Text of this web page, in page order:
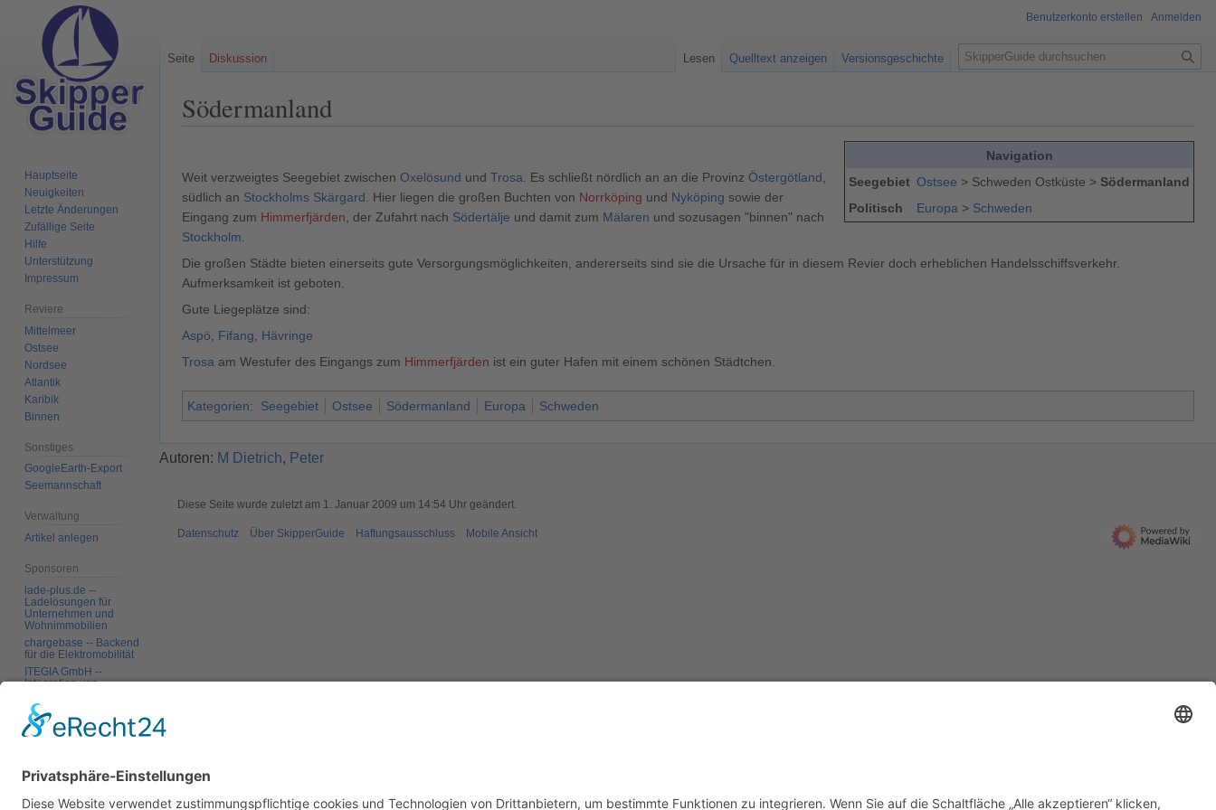
Södermanland
Navigation
springen
Suche
springen
Navigation
Seegebiet Ostsee > Schweden Ostküste > Södermanland
Politisch
Europa > Schweden
Weit verzweigtes Seegebiet zwischen Oxelösund und Trosa. Es schließt nördlich an an die Provinz Östergötland,
südlich an Stockholms Skärgard. Hier liegen die großen Buchten von Norrköping und Nyköping sowie der
Eingang zum Himmerfjärden, der Zufahrt nach Södertälje und damit zum Mälaren und sozusagen "binnen" nach
Stockholm.
Die großen Städte bieten einerseits gute Versorgungsmöglichkeiten, andererseits sind sie die Ursache für in diesem Revier doch erheblichen Handelsschiffsverkehr.
Aufmerksamkeit ist geboten.
Gute Liegeplätze sind:
Aspö, Fifang, Hävringe
Trosa am Westufer des Eingangs zum Himmerfjärden ist ein guter Hafen mit einem schönen Städtchen.
Kategorien: Seegebiet Ostsee Södermanland Europa Schweden
Autoren: M Dietrich, Peter
Benutzerkonto erstellen Anmelden
Seite Diskussion Lesen Quelltext anzeigen Versionsgeschichte
S
u
e
Hauptseite
Neuigkeiten
Letzte Änderungen
Zufällige Seite
Hilfe
Unterstützung
Impressum
Reviere
Mittelmeer
Ostsee
Nordsee
Atlantik
Karibik
Binnen
Sonstiges
GoogleEarth-Export
Seemannschaft
Verwaltung
Artikel anlegen
Sponsoren
lade-plus.de --
Ladelösungen für
Unternehmen und
Wohnimmobilien
chargebase -- Backend
für die Elektromobilität
ITEGIA GmbH --
Integration von
individuelle
Softwarelösungen
Links auf diese Seite
Änderungen an
verlinkten Seiten
Diese Seite wurde zuletzt am 1. Januar 2009 um 14:54 Uhr geändert.
Datenschutz Über SkipperGuide Haftungsausschluss Mobile Ansicht